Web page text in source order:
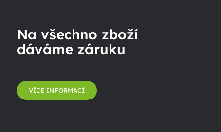
Na všechno zboží
dáváme záruku
VÍCE INFORMACÍ